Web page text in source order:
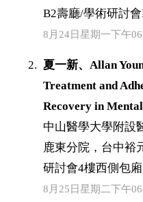
B2壽廳/學術研討
8月24日星期一下午
夏一新、Allan
Treatment and
Recovery in
中山醫學大學附設
鹿東分院，台中裕
研討會4樓西側包廂
8月25日星期二下午